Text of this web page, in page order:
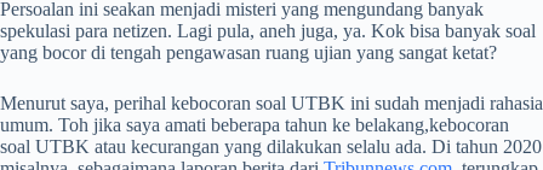
Persoalan ini seakan menjadi misteri yang mengundang banyak
spekulasi para netizen. Lagi pula, aneh juga, ya. Kok bisa banyak soal
yang bocor di tengah pengawasan ruang ujian yang sangat ketat?
Menurut saya, perihal kebocoran soal UTBK ini sudah menjadi rahasia
umum. Toh jika saya amati beberapa tahun ke belakang,kebocoran
soal UTBK atau kecurangan yang dilakukan selalu ada. Di tahun 2020